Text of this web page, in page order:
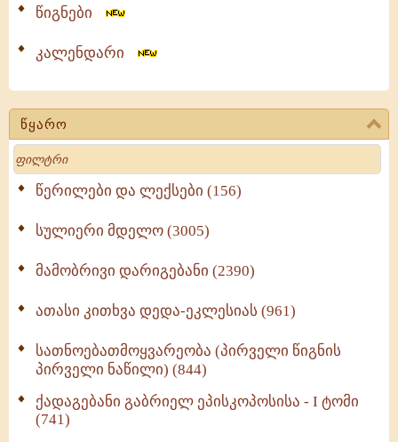
წიგნები
კალენდარი
წყარო
Search
წერილები და ლექსები (156)
სულიერი მდელო (3005)
მამობრივი დარიგებანი (2390)
ათასი კითხვა დედა-ეკლესიას (961)
სათნოებათმოყვარეობა (პირველი წიგნის
პირველი ნაწილი) (844)
ქადაგებანი გაბრიელ ეპისკოპოსისა - I ტომი
(741)